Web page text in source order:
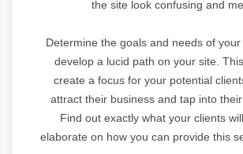
the site look confusing and
Determine the goals and needs of
develop a lucid path on your site.
create a focus for your potential
attract their business and tap into their
Find out exactly what your clients
elaborate on how you can provide this